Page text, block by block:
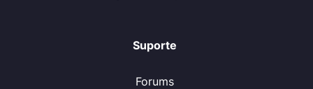
Suporte
Forums